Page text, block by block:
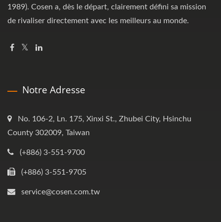
1989). Cosen a, dès le départ, clairement défini sa mission
de rivaliser directement avec les meilleurs au monde.
Notre Adresse
No. 106-2, Ln. 175, Xinxi St., Zhubei City, Hsinchu
County 302009, Taiwan
(+886) 3-551-9700
(+886) 3-551-9705
service@cosen.com.tw